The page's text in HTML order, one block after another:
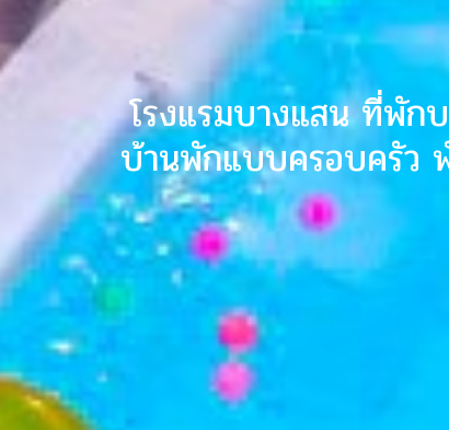
โรงแรมบางแสน ที่พั
บ้านพักแบบครอบครัว